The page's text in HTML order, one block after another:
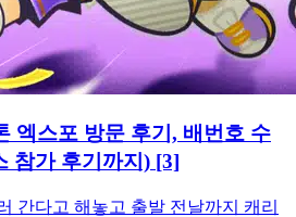
엑스포 방문 후기, 배번호 수
참가 후기까지) [3]
간다고 해놓고 출발 전날까지 캐리